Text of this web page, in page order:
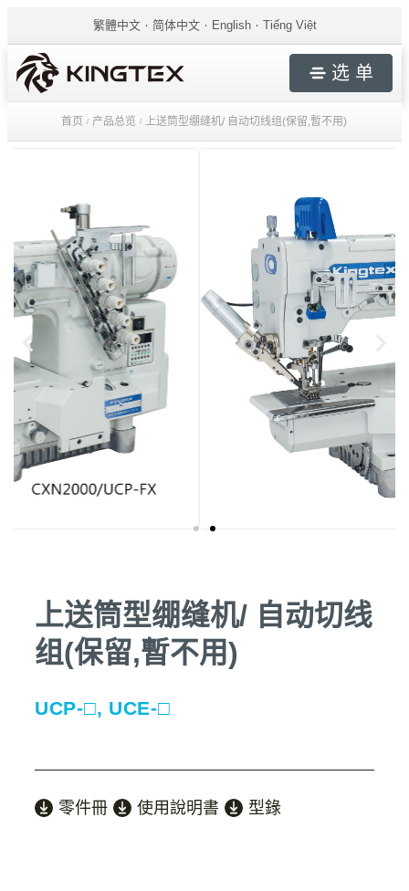
繁體中文 简体中文 English Tiếng Việt
选 单
首页 / 产品总览 / 上送筒型绷缝机/ 自动切线组(保留,暫不用)
上送筒型绷缝机/ 自动切线
组(保留,暫不用)
UCP-□, UCE-□
零件冊 使用說明書 型錄